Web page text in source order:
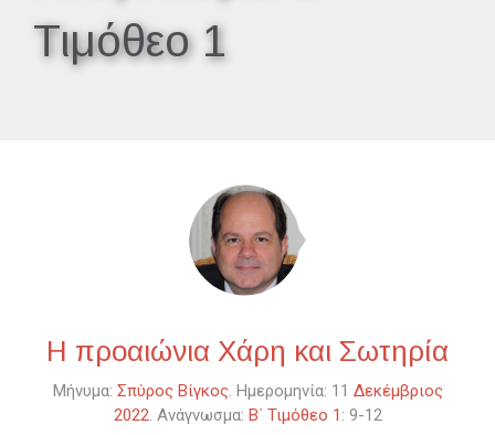
Τιμόθεο 1
Η προαιώνια Χάρη και Σωτηρία
Μήνυμα: Σπύρος Βίγκος. Ημερομηνία: 11 Δεκέμβριος
2022. Ανάγνωσμα: Β΄ Τιμόθεο 1 : 9-12